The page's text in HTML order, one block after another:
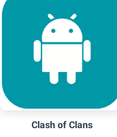
Clash of Clans